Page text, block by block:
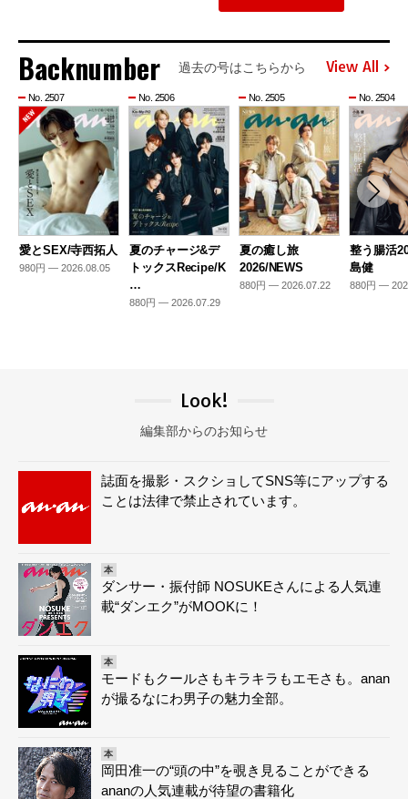
Backnumber 過去の号はこちらから View All
No. 2507
愛とSEX/寺西拓人
980円 — 2026.08.05
No. 2506
夏のチャージ&デ
トックスRecipe/K
…
880円 — 2026.07.29
No. 2505
夏の癒し旅
2026/NEWS
880円 — 2026.07.22
No. 2504
整う腸活
島健
880円 —
Look!
編集部からのお知らせ
誌面を撮影・スクショしてSNS等にアップする
ことは法律で禁止されています。
本
ダンサー・振付師 NOSUKEさんによる人気連
載“ダンエク”がMOOKに！
本
モードもクールさもキラキラもエモさも。anan
が撮るなにわ男子の魅力全部。
本
岡田准一の“頭の中”を覗き見ることができる
ananの人気連載が待望の書籍化